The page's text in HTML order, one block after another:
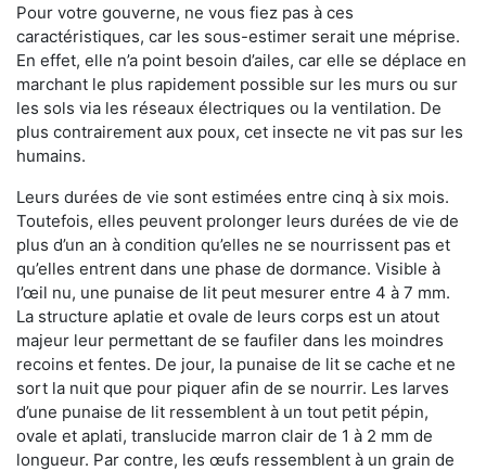
Pour votre gouverne, ne vous fiez pas à ces
caractéristiques, car les sous-estimer serait une méprise.
En effet, elle n’a point besoin d’ailes, car elle se déplace en
marchant le plus rapidement possible sur les murs ou sur
les sols via les réseaux électriques ou la ventilation. De
plus contrairement aux poux, cet insecte ne vit pas sur les
humains.
Leurs durées de vie sont estimées entre cinq à six mois.
Toutefois, elles peuvent prolonger leurs durées de vie de
plus d’un an à condition qu’elles ne se nourrissent pas et
qu’elles entrent dans une phase de dormance. Visible à
l’œil nu, une punaise de lit peut mesurer entre 4 à 7 mm.
La structure aplatie et ovale de leurs corps est un atout
majeur leur permettant de se faufiler dans les moindres
recoins et fentes. De jour, la punaise de lit se cache et ne
sort la nuit que pour piquer afin de se nourrir. Les larves
d’une punaise de lit ressemblent à un tout petit pépin,
ovale et aplati, translucide marron clair de 1 à 2 mm de
longueur. Par contre, les œufs ressemblent à un grain de